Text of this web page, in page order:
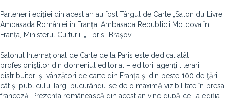
Partenerii ediției din acest an au fost Târgul de Carte „Salon du Livre”,
Ambasada României în Franța, Ambasada Republicii Moldova în
Franța, Ministerul Culturii, „Libris” Brașov.
Salonul Internațional de Carte de la Paris este dedicat atât
profesioniştilor din domeniul editorial – editori, agenţi literari,
distribuitori şi vânzători de carte din Franța şi din peste 100 de ţări –
cât și publicului larg, bucurându-se de o maximă vizibilitate în presa
franceză. Prezența românească din acest an vine după ce, la ediția